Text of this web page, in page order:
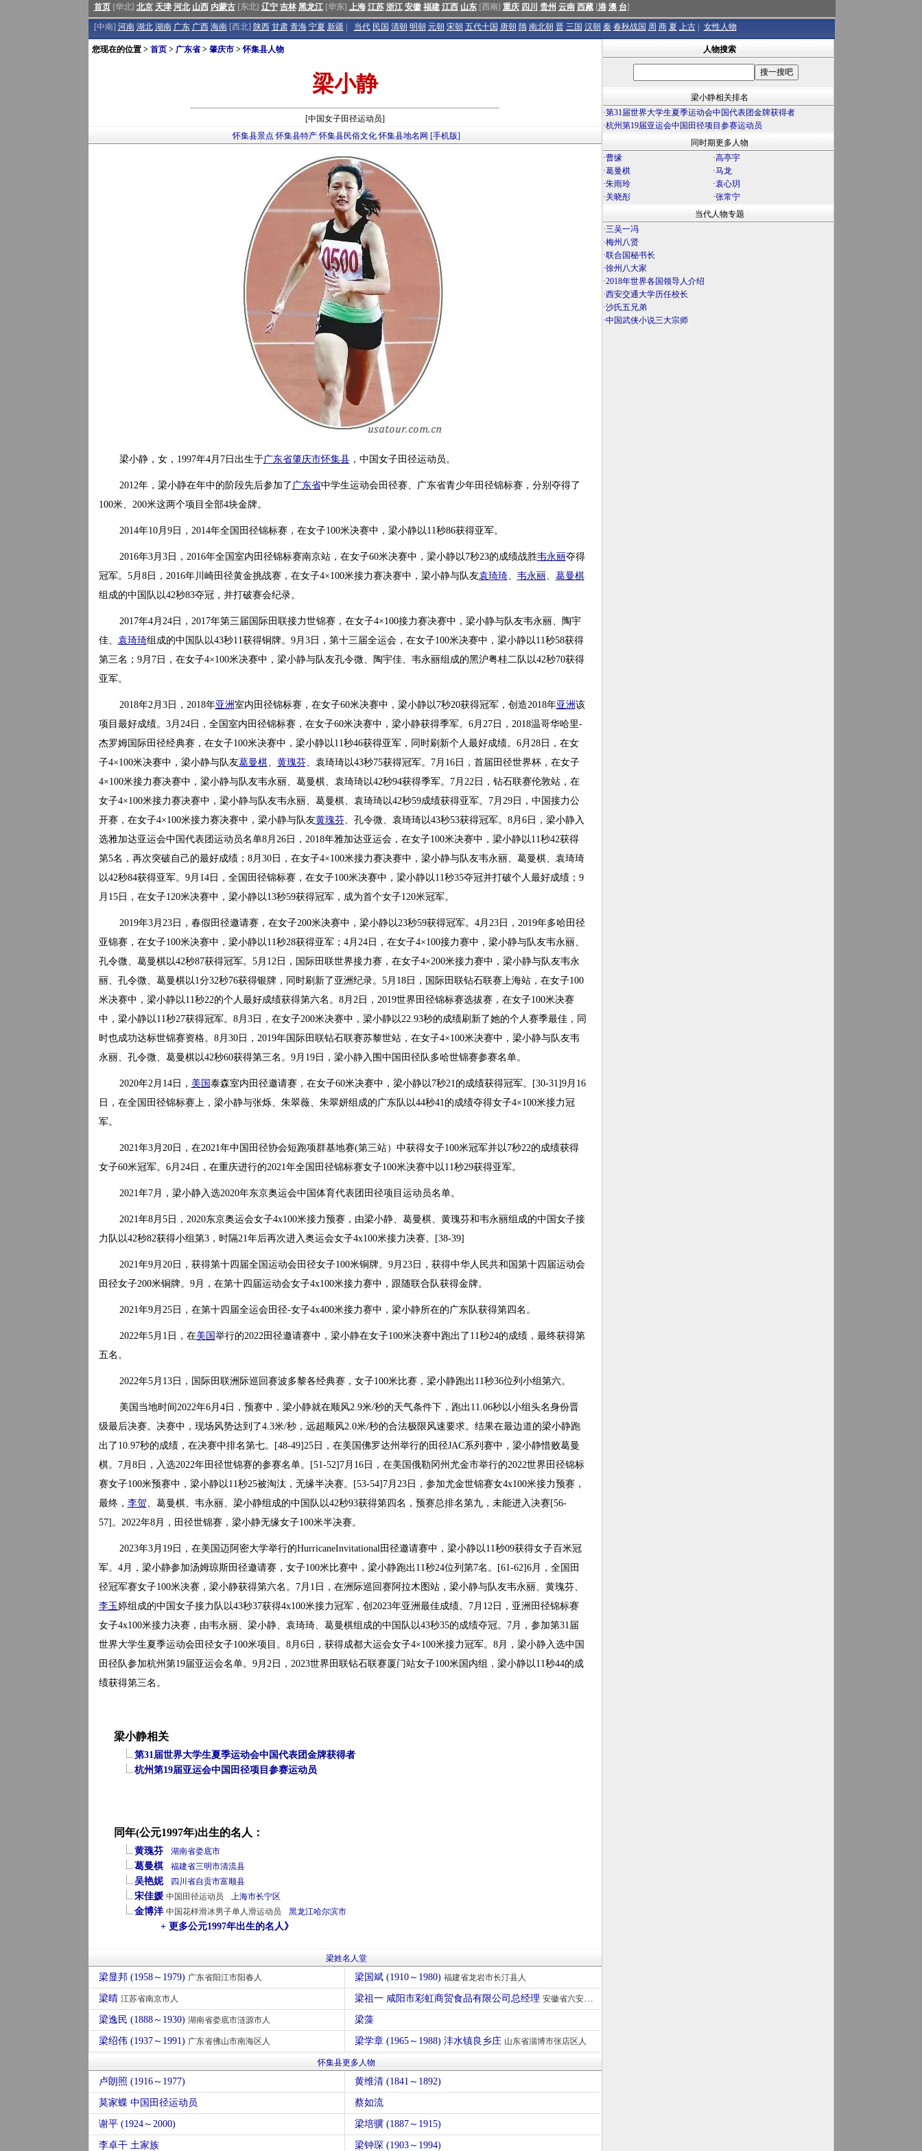
首页[华北] 北京 天津 河北 山西 内蒙古[东北] 辽宁 吉林 黑龙江[华东] 上海 江苏 浙江 安徽 福建 江西 山东[西南] 重庆 四川 贵州 云南 西藏[港 澳 台]
[中南] 河南 湖北 湖南 广东 广西 海南[西北] 陕西 甘肃 青海 宁夏 新疆 当代 民国 清朝 明朝 元朝 宋朝 五代十国 唐朝 隋 南北朝 晋 三国 汉朝 秦 春秋战国 周 商 夏 上古 女性人物
您现在的位置 > 首页> 广东省> 肇庆市>怀集县人物
梁小静
[中国女子田径运动员]
怀集县景点 怀集县特产 怀集县民俗文化 怀集县地名网 [手机版]
梁小静，女，1997年4月7日出生于广东省肇庆市怀集县，中国女子田径运动员。
2012年，梁小静在年中的阶段先后参加了 广东省中学生运动会田径赛、广东省青少年田径锦标赛，分别夺得了
100米、200米这两个项目全部4块金牌。
2014年10月9日，2014年全国田径锦标赛，在女子100米决赛中，梁小静以11秒86获得亚军。
2016年3月3日，2016年全国室内田径锦标赛南京站，在女子60米决赛中，梁小静以7秒23的成绩战胜韦永丽夺得
冠军。5月8日，2016年川崎田径黄金挑战赛，在女子4×100米接力赛决赛中，梁小静与队友袁琦琦、 韦永丽、 葛曼棋
组成的中国队以42秒83夺冠，并打破赛会纪录。
2017年4月24日，2017年第三届国际田联接力世锦赛，在女子4×100接力赛决赛中，梁小静与队友韦永丽、陶宇
佳、 袁琦琦组成的中国队以43秒11获得铜牌。9月3日，第十三届全运会，在女子100米决赛中，梁小静以11秒58获得
第三名；9月7日，在女子4×100米决赛中，梁小静与队友孔令微、陶宇佳、韦永丽组成的黑沪粤桂二队以42秒70获得
亚军。
2018年2月3日，2018年亚洲室内田径锦标赛，在女子60米决赛中，梁小静以7秒20获得冠军，创造2018年亚洲该
项目最好成绩。3月24日，全国室内田径锦标赛，在女子60米决赛中，梁小静获得季军。6月27日，2018温哥华哈里-
杰罗姆国际田径经典赛，在女子100米决赛中，梁小静以11秒46获得亚军，同时刷新个人最好成绩。6月28日，在女
子4×100米决赛中，梁小静与队友葛曼棋、 黄瑰芬、袁琦琦以43秒75获得冠军。7月16日，首届田径世界杯，在女子
4×100米接力赛决赛中，梁小静与队友韦永丽、葛曼棋、袁琦琦以42秒94获得季军。7月22日，钻石联赛伦敦站，在
女子4×100米接力赛决赛中，梁小静与队友韦永丽、葛曼棋、袁琦琦以42秒59成绩获得亚军。7月29日，中国接力公
开赛，在女子4×100米接力赛决赛中，梁小静与队友黄瑰芬、孔令微、袁琦琦以43秒53获得冠军。8月6日，梁小静入
选雅加达亚运会中国代表团运动员名单8月26日，2018年雅加达亚运会，在女子100米决赛中，梁小静以11秒42获得
第5名，再次突破自己的最好成绩；8月30日，在女子4×100米接力赛决赛中，梁小静与队友韦永丽、葛曼棋、袁琦琦
以42秒84获得亚军。9月14日，全国田径锦标赛，在女子100米决赛中，梁小静以11秒35夺冠并打破个人最好成绩；9
月15日，在女子120米决赛中，梁小静以13秒59获得冠军，成为首个女子120米冠军。
2019年3月23日，春假田径邀请赛，在女子200米决赛中，梁小静以23秒59获得冠军。4月23日，2019年多哈田径
亚锦赛，在女子100米决赛中，梁小静以11秒28获得亚军；4月24日，在女子4×100接力赛中，梁小静与队友韦永丽、
孔令微、葛曼棋以42秒87获得冠军。5月12日，国际田联世界接力赛，在女子4×200米接力赛中，梁小静与队友韦永
丽、孔令微、葛曼棋以1分32秒76获得银牌，同时刷新了亚洲纪录。5月18日，国际田联钻石联赛上海站，在女子100
米决赛中，梁小静以11秒22的个人最好成绩获得第六名。8月2日，2019世界田径锦标赛选拔赛，在女子100米决赛
中，梁小静以11秒27获得冠军。8月3日，在女子200米决赛中，梁小静以22.93秒的成绩刷新了她的个人赛季最佳，同
时也成功达标世锦赛资格。8月30日，2019年国际田联钻石联赛苏黎世站，在女子4×100米决赛中，梁小静与队友韦
永丽、孔令微、葛曼棋以42秒60获得第三名。9月19日，梁小静入围中国田径队多哈世锦赛参赛名单。
2020年2月14日， 美国 泰森室内田径邀请赛，在女子60米决赛中，梁小静以7秒21的成绩获得冠军。[30-31]9月16
日，在全国田径锦标赛上，梁小静与张烁、朱翠薇、朱翠妍组成的广东队以44秒41的成绩夺得女子4×100米接力冠
军。
2021年3月20日，在2021年中国田径协会短跑项群基地赛(第三站）中获得女子100米冠军并以7秒22的成绩获得
女子60米冠军。6月24日，在重庆进行的2021年全国田径锦标赛女子100米决赛中以11秒29获得亚军。
2021年7月，梁小静入选2020年东京奥运会中国体育代表团田径项目运动员名单。
2021年8月5日，2020东京奥运会女子4x100米接力预赛，由梁小静、葛曼棋、黄瑰芬和韦永丽组成的中国女子接
力队以42秒82获得小组第3，时隔21年后再次进入奥运会女子4x100米接力决赛。[38-39]
2021年9月20日，获得第十四届全国运动会田径女子100米铜牌。9月23日，获得中华人民共和国第十四届运动会
田径女子200米铜牌。9月，在第十四届运动会女子4x100米接力赛中，跟随联合队获得金牌。
2021年9月25日，在第十四届全运会田径-女子4x400米接力赛中，梁小静所在的广东队获得第四名。
2022年5月1日，在美国 举行的2022田径邀请赛中，梁小静在女子100米决赛中跑出了11秒24的成绩，最终获得第
五名。
2022年5月13日，国际田联洲际巡回赛波多黎各经典赛，女子100米比赛，梁小静跑出11秒36位列小组第六。
美国当地时间2022年6月4日，预赛中，梁小静就在顺风2.9米/秒的天气条件下，跑出11.06秒以小组头名身份晋
级最后决赛。决赛中，现场风势达到了4.3米/秒，远超顺风2.0米/秒的合法极限风速要求。结果在最边道的梁小静跑
出了10.97秒的成绩，在决赛中排名第七。[48-49]25日，在美国佛罗达州举行的田径JAC系列赛中，梁小静惜败葛曼
棋。7月8日，入选2022年田径世锦赛的参赛名单。[51-52]7月16日，在美国俄勒冈州尤金市举行的2022世界田径锦标
赛女子100米预赛中，梁小静以11秒25被淘汰，无缘半决赛。[53-54]7月23日，参加尤金世锦赛女4x100米接力预赛，
最终， 李贺、葛曼棋、韦永丽、梁小静组成的中国队以42秒93获得第四名，预赛总排名第九，未能进入决赛[56-
57]。2022年8月，田径世锦赛，梁小静无缘女子100米半决赛。
2023年3月19日，在美国迈阿密大学举行的HurricaneInvitational田径邀请赛中，梁小静以11秒09获得女子百米冠
军。4月，梁小静参加汤姆琼斯田径邀请赛，女子100米比赛中，梁小静跑出11秒24位列第7名。[61-62]6月，全国田
径冠军赛女子100米决赛，梁小静获得第六名。7月1日，在洲际巡回赛阿拉木图站，梁小静与队友韦永丽、黄瑰芬、
李玉婷组成的中国女子接力队以43秒37获得4x100米接力冠军，创2023年亚洲最佳成绩。7月12日，亚洲田径锦标赛
女子4x100米接力决赛，由韦永丽、梁小静、袁琦琦、葛曼棋组成的中国队以43秒35的成绩夺冠。7月，参加第31届
世界大学生夏季运动会田径女子100米项目。8月6日，获得成都大运会女子4×100米接力冠军。8月，梁小静入选中国
田径队参加杭州第19届亚运会名单。9月2日，2023世界田联钻石联赛厦门站女子100米国内组，梁小静以11秒44的成
绩获得第三名。
梁小静相关
第31届世界大学生夏季运动会中国代表团金牌获得者
杭州第19届亚运会中国田径项目参赛运动员
同年(公元1997年)出生的名人：
黄瑰芬 湖南省娄底市
葛曼棋 福建省三明市清流县
吴艳妮 四川省自贡市富顺县
宋佳媛 中国田径运动员 上海市长宁区
金博洋 中国花样滑冰男子单人滑运动员 黑龙江哈尔滨市
+ 更多公元1997年出生的名人》
梁姓名人堂
梁显邦 (1958～1979) 广东省阳江市阳春人 梁国斌 (1910～1980) 福建省龙岩市长汀县人
梁晴 江苏省南京市人 梁祖一 咸阳市彩虹商贸食品有限公司总经理 安徽省六安市人
梁逸民 (1888～1930) 湖南省娄底市涟源市人 梁藻
梁绍伟 (1937～1991) 广东省佛山市南海区人 梁学章 (1965～1988) 沣水镇良乡庄 山东省淄博市张店区人
怀集县更多人物
卢朗照 (1916～1977) 黄维清 (1841～1892)
莫家蝶 中国田径运动员 蔡如流
谢平 (1924～2000) 梁培骥 (1887～1915)
李卓干 土家族 梁钟琛 (1903～1994)
人物搜索
梁小静相关排名
·第31届世界大学生夏季运动会中国代表团金牌获得者
·杭州第19届亚运会中国田径项目参赛运动员
同时期更多人物
·曹缘 ·高亭宇
·葛曼棋 ·马龙
·朱雨玲 ·袁心玥
·关晓彤 ·张常宁
当代人物专题
·三吴一冯
·梅州八贤
·联合国秘书长
·徐州八大家
·2018年世界各国领导人介绍
·西安交通大学历任校长
·沙氏五兄弟
·中国武侠小说三大宗师